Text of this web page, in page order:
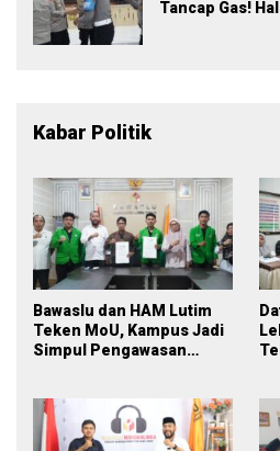
Tancap Gas!
Kabar Politik
Bawaslu dan HAM Lutim
Teken MoU, Kampus Jadi
Simpul Pengawasan